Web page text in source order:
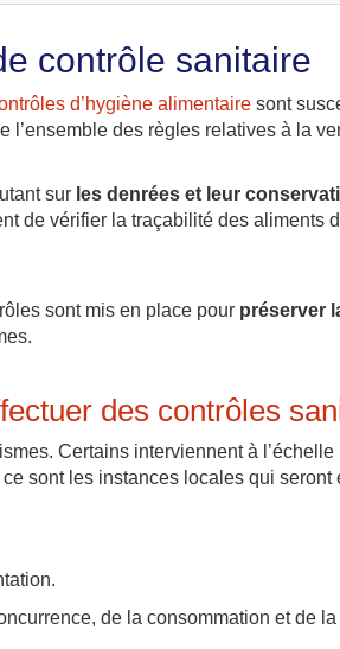
contrôle sanitaire
d’hygiène alimentaire sont
l’ensemble des règles relatives à la
sur les denrées et leur
de vérifier la traçabilité des aliments
sont mis en place pour préserver
des contrôles
Certains interviennent à
sont les instances locales qui seront
de la consommation et de